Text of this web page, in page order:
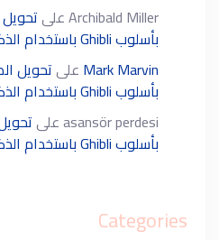
Archibald Millerعلى
بأسلوب Ghibli باستخدام الذكاء الاصطناعي
Mark Marvin علىتحويل
بأسلوب Ghibli باستخدام الذكاء الاصطناعي
asansör perdesiعلى
بأسلوب Ghibli باستخدام الذكاء الاصطناعي
Categories